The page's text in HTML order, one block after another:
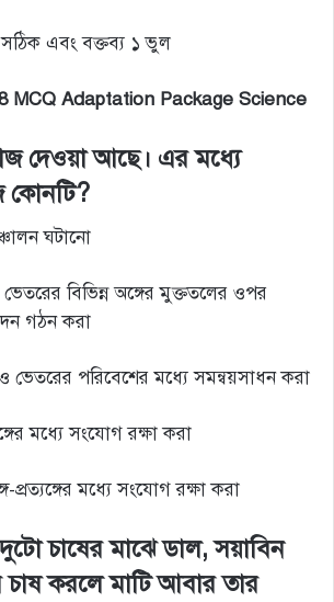
সঠিক এবং বক্তব্য ১ ভুল
MCQ Adaptation Package Science
দেওয়া আছে। এর মধ্যে
কোনটি?
ঘটানো
বিভিন্ন অঙ্গের মুক্ততলের ওপর
গঠন করা
ভেতরের পরিবেশের মধ্যে সমন্বয়সাধন করা
মধ্যে সংযোগ রক্ষা করা
প্রত্যঙ্গের মধ্যে সংযোগ রক্ষা করা
চাষের মাঝে ডাল, সয়াবিন
চাষ করলে মাটি আবার তার